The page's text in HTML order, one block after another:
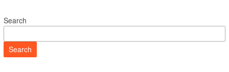
Search
Search